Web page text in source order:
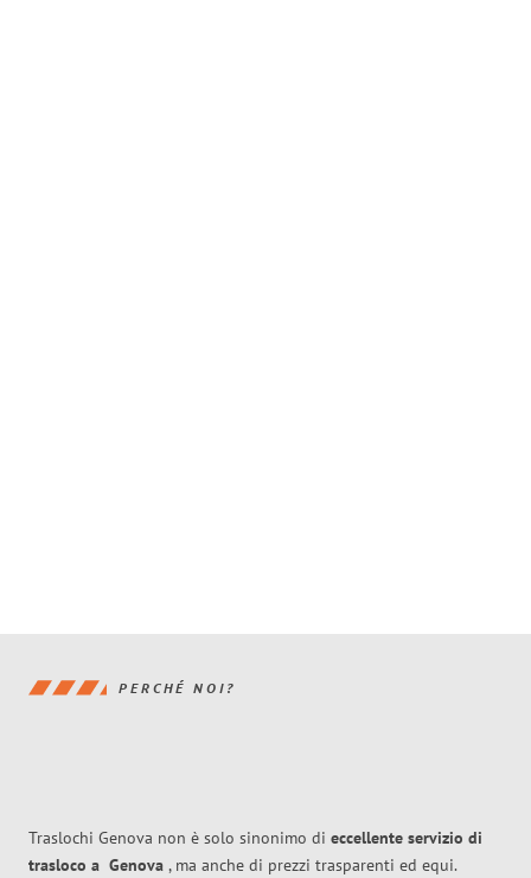
PERCHÉ NOI?
Traslochi Genova non è solo sinonimo di eccellente servizio di
trasloco a Genova , ma anche di prezzi trasparenti ed equi.